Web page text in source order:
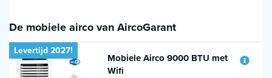
De mobiele airco van AircoGarant
Levertijd 2027!
Mobiele Airco 9000 BTU met
Wifi